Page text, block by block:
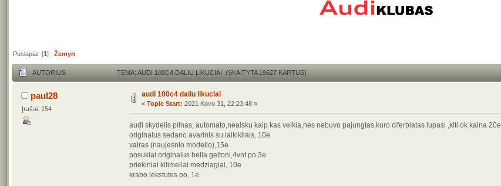
Puslapiai: [1]Žemyn
AUTORIUS TEMA: AUDI 100C4 DALIU LIKUCIAI (SKAITYTA 19627 KARTUS)
paul28
Įrašai: 154
audi 100c4 daliu likuciai
« Topic Start: 2021 Kovo 31, 22:23:48 »
audi skydelis pilnas, automato,neaisku kaip kas veikia,nes nebuvo pajungtas,kuro ciferblatas lupasi ,kiti ok kaina 20e
originalus sedano avarinis su laikikliais, 10e
vairas (naujesnio modelio),15e
posukiai originalus hella geltoni,4vnt po 3e
priekiniai kilimeliai medziagiai, 10e
krabo lekstutes po, 1e